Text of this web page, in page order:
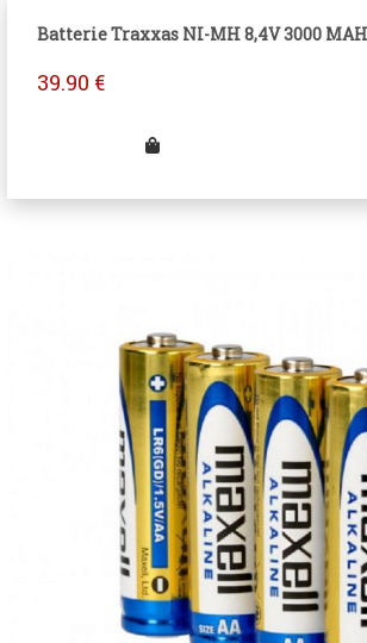
Batterie Traxxas NI-MH 8,4V 3000
39.90 €